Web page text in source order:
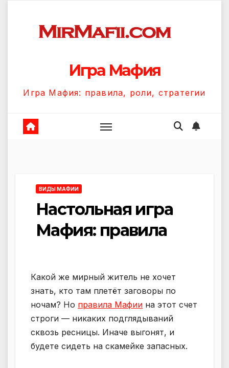
содержанию
Игра Мафия
Игра Мафия: правила, роли, стратегии
ВИДЫ МАФИИ
Настольная игра
Мафия: правила
Какой же мирный житель не хочет
знать, кто там плетёт заговоры по
ночам? Но правила Мафии на этот счет
строги — никаких подглядываний
сквозь ресницы. Иначе выгонят, и
будете сидеть на скамейке запасных.